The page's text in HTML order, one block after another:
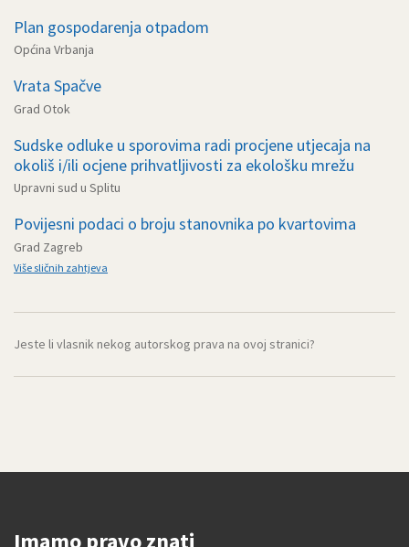
Plan gospodarenja otpadom
Općina Vrbanja
Vrata Spačve
Grad Otok
Sudske odluke u sporovima radi procjene utjecaja na
okoliš i/ili ocjene prihvatljivosti za ekološku mrežu
Upravni sud u Splitu
Povijesni podaci o broju stanovnika po kvartovima
Grad Zagreb
Više sličnih zahtjeva
Jeste li vlasnik nekog autorskog prava na ovoj stranici?
Imamo pravo znati